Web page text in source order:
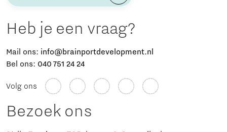
Heb je een vraag?
Mail ons: info@brainportdevelopment.nl
Bel ons: 040 751 24 24
Volg ons
Bezoek ons